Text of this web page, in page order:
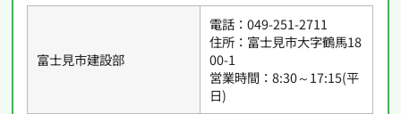
富士見市建設部
電話：049-251-2711
住所：富士見市大字鶴馬18
00-1
営業時間：8:30～17:15(平
日)